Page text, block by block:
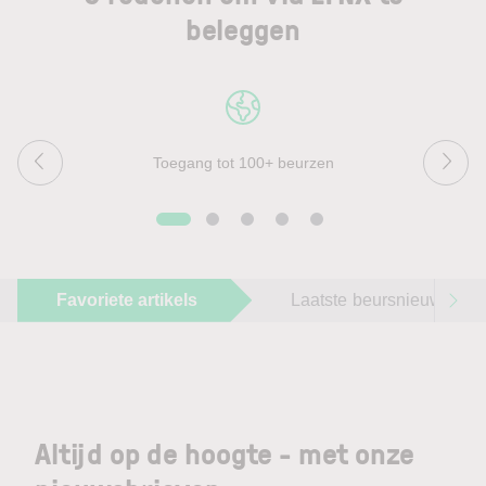
beleggen
Toegang tot 100+ beurzen
Favoriete artikels Laatste beursnieuws
Altijd op de hoogte - met onze